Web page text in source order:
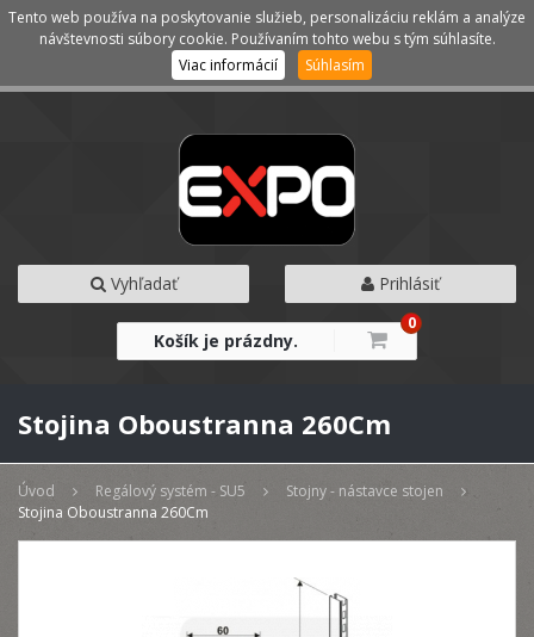
Kategórie Menu
Vyhľadať Prihlásiť
Košík je prázdny.
0
Stojina Oboustranna 260Cm
Úvod Regálový systém - SU5
Stojny - nástavce stojen
Stojina Oboustranna 260Cm
Tento web používa na poskytovanie služieb, personalizáciu reklám a analýze
návštevnosti súbory cookie. Používaním tohto webu s tým súhlasíte.
Viac informácií
Súhlasím